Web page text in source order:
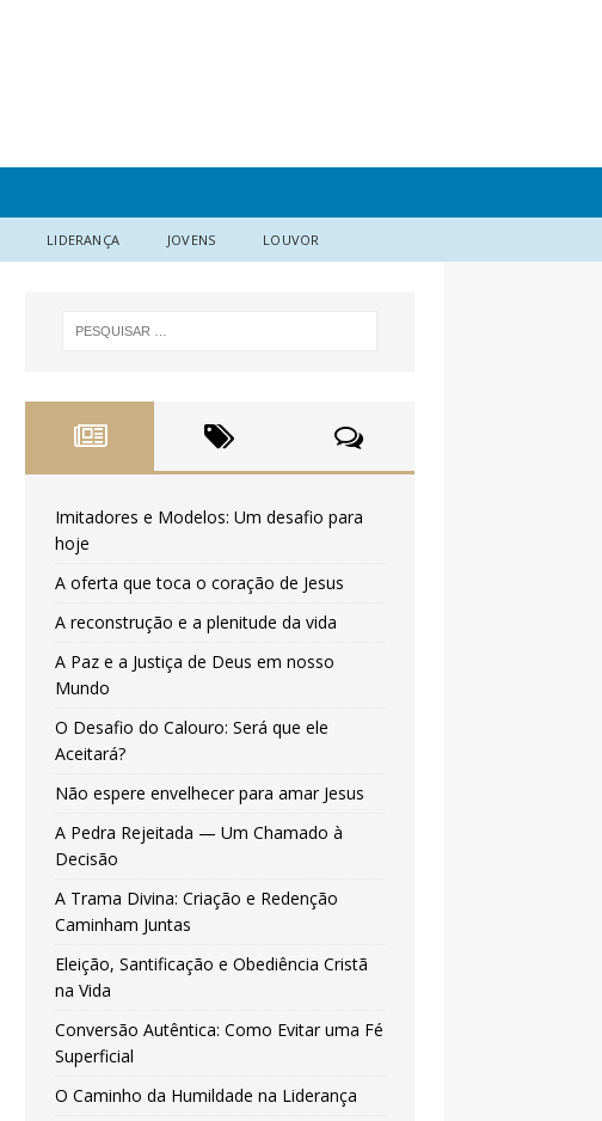
LIDERANÇA JOVENS LOUVOR
Imitadores e Modelos: Um desafio para
hoje
A oferta que toca o coração de Jesus
A reconstrução e a plenitude da vida
A Paz e a Justiça de Deus em nosso
Mundo
O Desafio do Calouro: Será que ele
Aceitará?
Não espere envelhecer para amar Jesus
A Pedra Rejeitada — Um Chamado à
Decisão
A Trama Divina: Criação e Redenção
Caminham Juntas
Eleição, Santificação e Obediência Cristã
na Vida
Conversão Autêntica: Como Evitar uma Fé
Superficial
O Caminho da Humildade na Liderança